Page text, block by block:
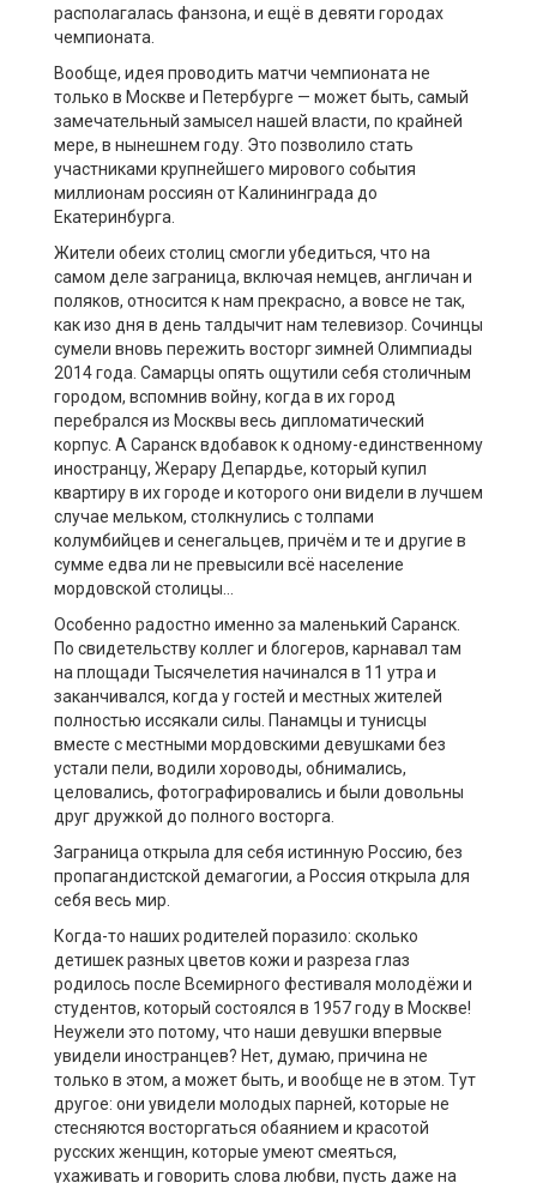
располагалась фанзона, и ещё в девяти городах
чемпионата.
Вообще, идея проводить матчи чемпионата не
только в Москве и Петербурге — может быть, самый
замечательный замысел нашей власти, по крайней
мере, в нынешнем году. Это позволило стать
участниками крупнейшего мирового события
миллионам россиян от Калининграда до
Екатеринбурга.
Жители обеих столиц смогли убедиться, что на
самом деле заграница, включая немцев, англичан и
поляков, относится к нам прекрасно, а вовсе не так,
как изо дня в день талдычит нам телевизор. Сочинцы
сумели вновь пережить восторг зимней Олимпиады
2014 года. Самарцы опять ощутили себя столичным
городом, вспомнив войну, когда в их город
перебрался из Москвы весь дипломатический
корпус. А Саранск вдобавок к одному-единственному
иностранцу, Жерару Депардье, который купил
квартиру в их городе и которого они видели в лучшем
случае мельком, столкнулись с толпами
колумбийцев и сенегальцев, причём и те и другие в
сумме едва ли не превысили всё население
мордовской столицы…
Особенно радостно именно за маленький Саранск.
По свидетельству коллег и блогеров, карнавал там
на площади Тысячелетия начинался в 11 утра и
заканчивался, когда у гостей и местных жителей
полностью иссякали силы. Панамцы и тунисцы
вместе с местными мордовскими девушками без
устали пели, водили хороводы, обнимались,
целовались, фотографировались и были довольны
друг дружкой до полного восторга.
Заграница открыла для себя истинную Россию, без
пропагандистской демагогии, а Россия открыла для
себя весь мир.
Когда-то наших родителей поразило: сколько
детишек разных цветов кожи и разреза глаз
родилось после Всемирного фестиваля молодёжи и
студентов, который состоялся в 1957 году в Москве!
Неужели это потому, что наши девушки впервые
увидели иностранцев? Нет, думаю, причина не
только в этом, а может быть, и вообще не в этом. Тут
другое: они увидели молодых парней, которые не
стесняются восторгаться обаянием и красотой
русских женщин, которые умеют смеяться,
ухаживать и говорить слова любви, пусть даже на